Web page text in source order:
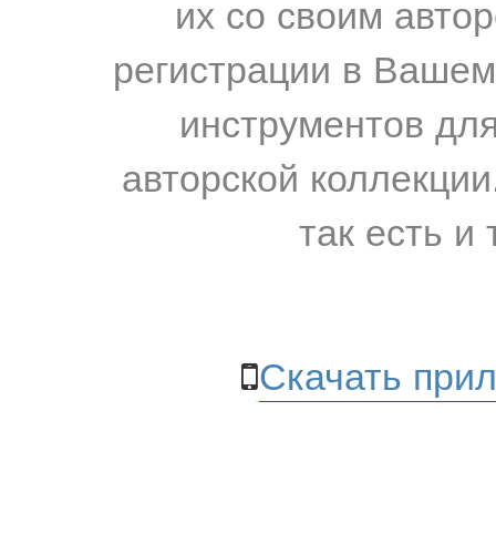
их со своим
регистрации в
инструментов
авторской
так есть и
Скачать